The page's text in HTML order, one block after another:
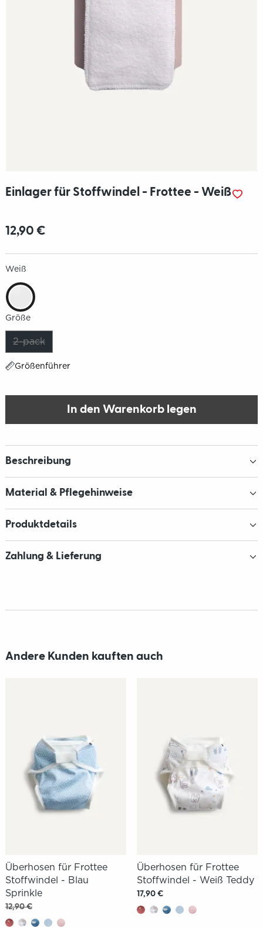
Einlager für Stoffwindel - Frottee - Weiß
12,90 €
Weiß
Größe
2-pack
Größenführer
In den Warenkorb legen
Beschreibung
Material & Pflegehinweise
Produktdetails
Zahlung & Lieferung
Andere Kunden kauften auch
Überhosen für Frottee
Stoffwindel - Blau
Sprinkle
12,90 €
Überhosen für Frottee
Stoffwindel - Weiß Teddy
17,90 €